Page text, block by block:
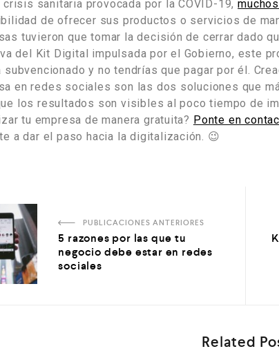
crisis sanitaria provocada por la COVID-19,
de ofrecer sus productos o servicios de
tuvieron que tomar la decisión de cerrar dado
del Kit Digital impulsada por el Gobierno, este
subvencionado y no tendrías que pagar por él.
en redes sociales son las dos soluciones que
los resultados son visibles al poco tiempo de
tu empresa de manera gratuita? Ponte en
a dar el paso hacia la digitalización. 😉
PUBLICACIONES ANTERIORES
5 razones por las que tu
negocio debe estar en redes
sociales
Related